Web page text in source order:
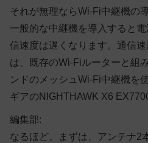
それが無理ならWi-Fi中継機の
一般的な中継機を導入すると
信速度は遅くなります。通信
は、既存のWi-Fiルーターと組
ンドのメッシュWi-Fi中継機を
ギアのNIGHTHAWK X6
編集部:
なるほど。まずは、アンテナ2